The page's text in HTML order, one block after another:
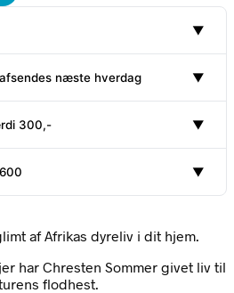
▼
næste hverdag ▼
300,- ▼
▼
af Afrikas dyreliv i dit hjem.
har Chresten Sommer givet liv til
flodhest.